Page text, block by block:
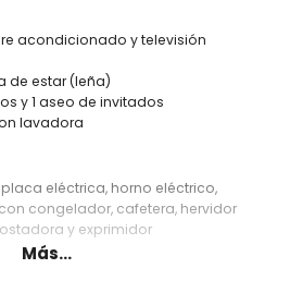
acondicionado y televisión
de estar (leña)
y 1 aseo de invitados
lavadora
eléctrica, horno eléctrico,
congelador, cafetera, hervidor
y exprimidor
Más...